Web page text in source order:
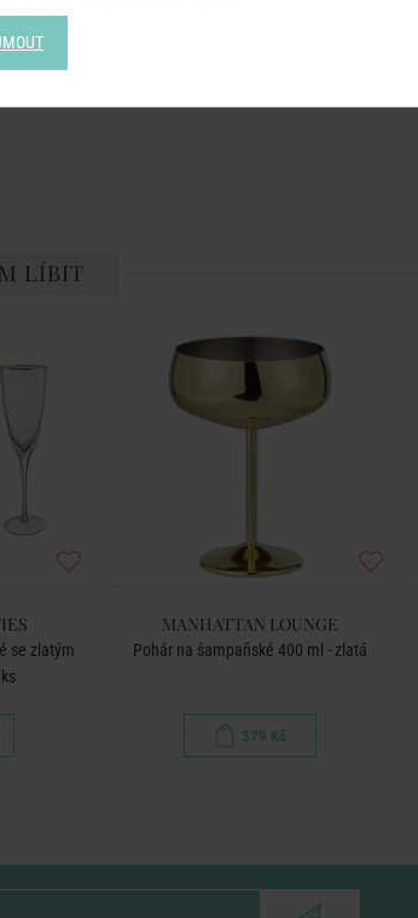
LÍBIT
se zlatým
MANHATTAN LOUNGE
Pohár na šampaňské 400 ml - zlatá
379 Kč